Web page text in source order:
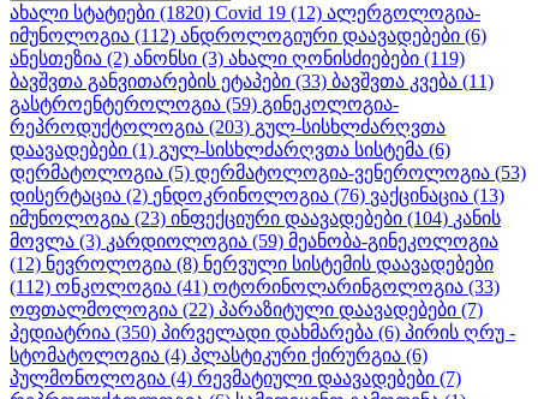
ახალი სტატიები (1820) Covid 19 (12) ალერგოლოგია-
იმუნოლოგია (112) ანდროლოგიური დაავადებები (6)
ანესთეზია (2) ანონსი (3) ახალი ღონისძიებები (119)
ბავშვთა განვითარების ეტაპები (33) ბავშვთა კვება (11)
გასტროენტეროლოგია (59) გინეკოლოგია-
რეპროდუქტოლოგია (203) გულ-სისხლძარღვთა
დაავადებები (1) გულ-სისხლძარღვთა სისტემა (6)
დერმატოლოგია (5) დერმატოლოგია-ვენეროლოგია (53)
დისერტაცია (2) ენდოკრინოლოგია (76) ვაქცინაცია (13)
იმუნოლოგია (23) ინფექციური დაავადებები (104) კანის
მოვლა (3) კარდიოლოგია (59) მეანობა-გინეკოლოგია
(12) ნევროლოგია (8) ნერვული სისტემის დაავადებები
(112) ონკოლოგია (41) ოტორინოლარინგოლოგია (33)
ოფთალმოლოგია (22) პარაზიტული დაავადებები (7)
პედიატრია (350) პირველადი დახმარება (6) პირის ღრუ -
სტომატოლოგია (4) პლასტიკური ქირურგია (6)
პულმონოლოგია (4) რევმატიული დაავადებები (7)